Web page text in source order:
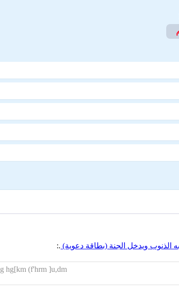
به الذنوب ويدخل الجنة (بطاقة دعوية) .:
hg[km (f'hrm ]u,dm)